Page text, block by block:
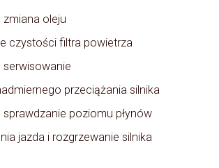
zmiana oleju
czystości filtra powietrza
serwisowanie
przeciążania silnika
sprawdzanie poziomu płynów
jazda i rozgrzewanie silnika